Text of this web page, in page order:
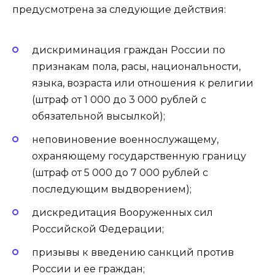
предусмотрена за следующие действия:
дискриминация граждан России по
признакам пола, расы, национальности,
языка, возраста или отношения к религии
(штраф от 1 000 до 3 000 рублей с
обязательной высылкой);
неповиновение военнослужащему,
охраняющему государственную границу
(штраф от 5 000 до 7 000 рублей с
последующим выдворением);
дискредитация Вооруженных сил
Российской Федерации;
призывы к введению санкций против
России и ее граждан;